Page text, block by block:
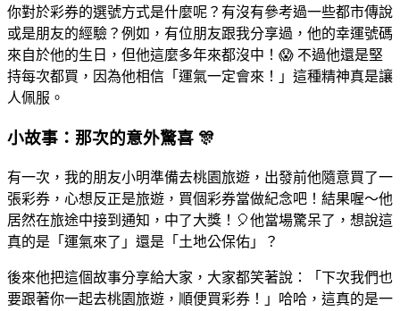
你對於彩券的選號方式是什麼呢？有沒有參考過一些都市傳說
或是朋友的經驗？例如，有位朋友跟我分享過，他的幸運號碼
來自於他的生日，但他這麼多年來都沒中！😱 不過他還是堅
持每次都買，因為他相信「運氣一定會來！」這種精神真是讓
人佩服。
小故事：那次的意外驚喜 🎊
有一次，我的朋友小明準備去桃園旅遊，出發前他隨意買了一
張彩券，心想反正是旅遊，買個彩券當做紀念吧！結果喔～他
居然在旅途中接到通知，中了大獎！🎈他當場驚呆了，想說這
真的是「運氣來了」還是「土地公保佑」？
後來他把這個故事分享給大家，大家都笑著說：「下次我們也
要跟著你一起去桃園旅遊，順便買彩券！」哈哈，這真的是一